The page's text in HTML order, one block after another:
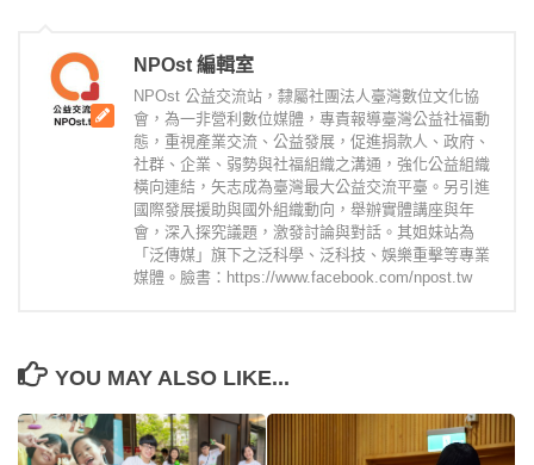
NPOst 編輯室
NPOst 公益交流站，隸屬社團法人臺灣數位文化協
會，為一非營利數位媒體，專責報導臺灣公益社福動
態，重視產業交流、公益發展，促進捐款人、政府、
社群、企業、弱勢與社福組織之溝通，強化公益組織
橫向連結，矢志成為臺灣最大公益交流平臺。另引進
國際發展援助與國外組織動向，舉辦實體講座與年
會，深入探究議題，激發討論與對話。其姐妹站為
「泛傳媒」旗下之泛科學、泛科技、娛樂重擊等專業
媒體。臉書：https://www.facebook.com/npost.tw
YOU MAY ALSO LIKE...